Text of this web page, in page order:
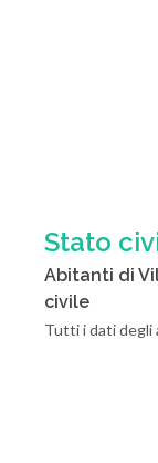
Stato
Abitanti di
civile
Tutti i dati degli